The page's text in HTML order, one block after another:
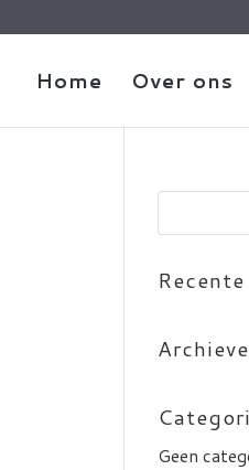
Home Over ons
Geen